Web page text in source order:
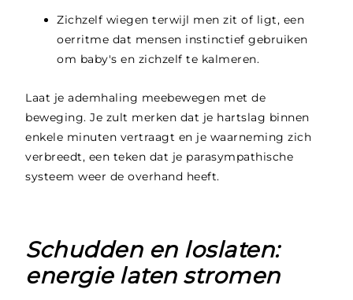
Zichzelf wiegen terwijl men zit of ligt, een
oerritme dat mensen instinctief gebruiken
om baby's en zichzelf te kalmeren.
Laat je ademhaling meebewegen met de
beweging. Je zult merken dat je hartslag binnen
enkele minuten vertraagt en je waarneming zich
verbreedt, een teken dat je parasympathische
systeem weer de overhand heeft.
Schudden en loslaten:
energie laten stromen